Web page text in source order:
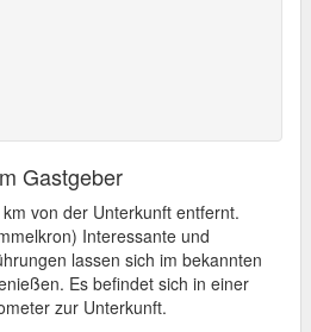
Gastgeber
von der Unterkunft entfernt.
Interessante und
lassen sich im bekannten
Es befindet sich in einer
zur Unterkunft.